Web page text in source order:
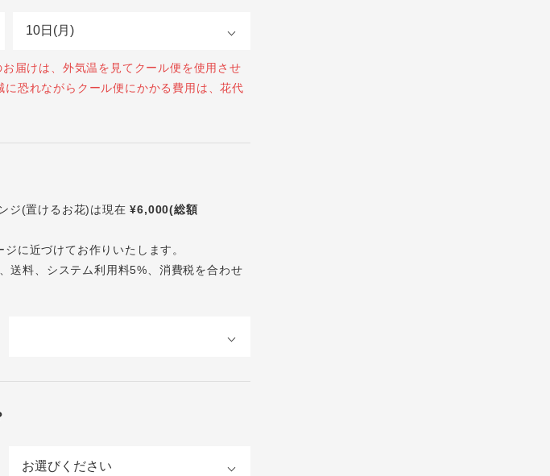
届けは、外気温を見てクール便を使用させ
恐れながらクール便にかかる費用は、花代
ジ(置けるお花)は現在¥6,000(総額
に近づけてお作りいたします。
送料、システム利用料5%、消費税を合わせ